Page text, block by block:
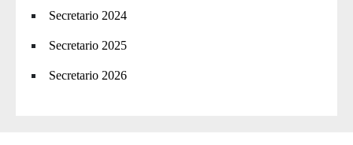
Secretario 2024
Secretario 2025
Secretario 2026